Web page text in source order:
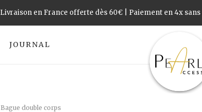
Livraison en France offerte dès 60€ | Paiement en 4x
JOURNAL
Bague double corps